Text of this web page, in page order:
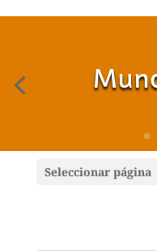
Seleccionar página